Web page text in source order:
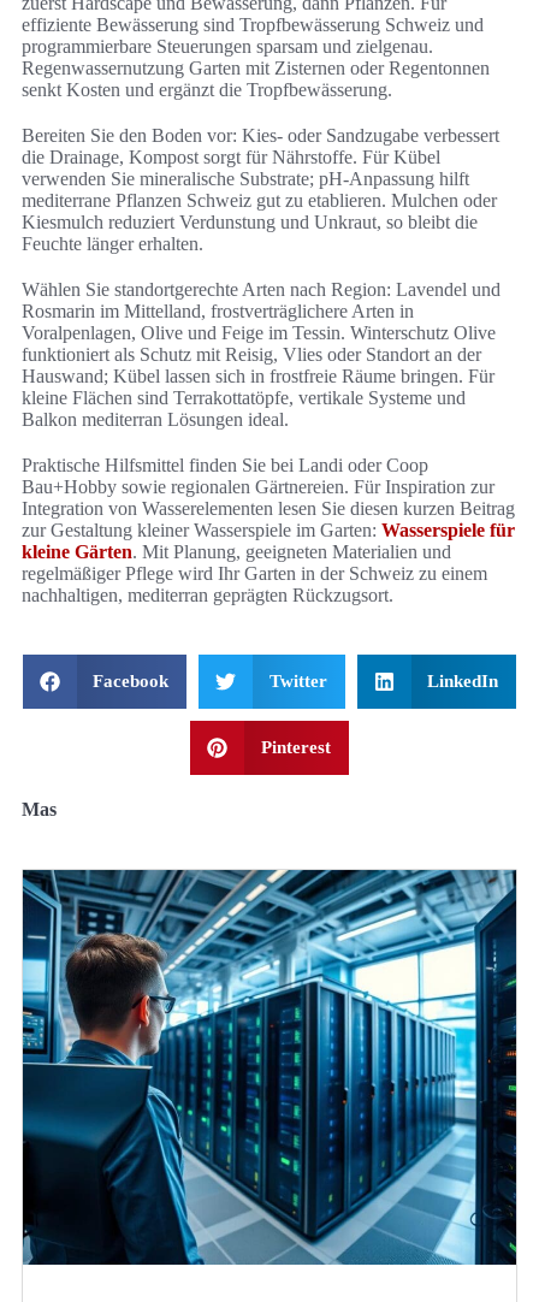
effiziente Bewässerung sind Tropfbewässerung Schweiz und
programmierbare Steuerungen sparsam und zielgenau.
Regenwassernutzung Garten mit Zisternen oder Regentonnen
senkt Kosten und ergänzt die Tropfbewässerung.
Bereiten Sie den Boden vor: Kies- oder Sandzugabe verbessert
die Drainage, Kompost sorgt für Nährstoffe. Für Kübel
verwenden Sie mineralische Substrate; pH-Anpassung hilft
mediterrane Pflanzen Schweiz gut zu etablieren. Mulchen oder
Kiesmulch reduziert Verdunstung und Unkraut, so bleibt die
Feuchte länger erhalten.
Wählen Sie standortgerechte Arten nach Region: Lavendel und
Rosmarin im Mittelland, frostverträglichere Arten in
Voralpenlagen, Olive und Feige im Tessin. Winterschutz Olive
funktioniert als Schutz mit Reisig, Vlies oder Standort an der
Hauswand; Kübel lassen sich in frostfreie Räume bringen. Für
kleine Flächen sind Terrakottatöpfe, vertikale Systeme und
Balkon mediterran Lösungen ideal.
Praktische Hilfsmittel finden Sie bei Landi oder Coop
Bau+Hobby sowie regionalen Gärtnereien. Für Inspiration zur
Integration von Wasserelementen lesen Sie diesen kurzen Beitrag
zur Gestaltung kleiner Wasserspiele im Garten: Wasserspiele für
kleine Gärten. Mit Planung, geeigneten Materialien und
regelmäßiger Pflege wird Ihr Garten in der Schweiz zu einem
nachhaltigen, mediterran geprägten Rückzugsort.
Facebook Twitter LinkedIn
Pinterest
Mas